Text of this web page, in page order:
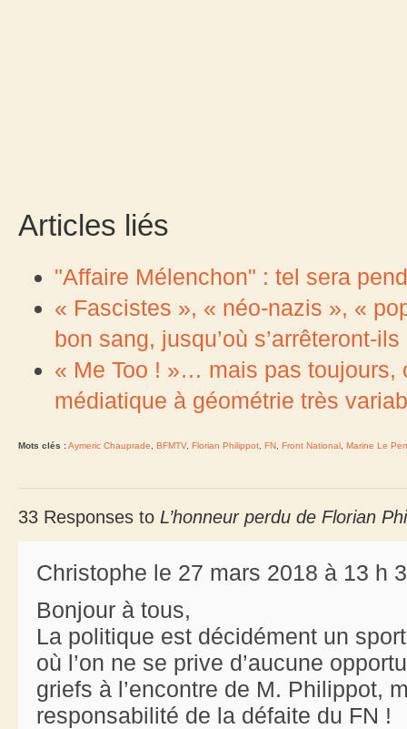
Articles liés
"Affaire Mélenchon" : tel sera
« Fascistes », « néo-nazis », «
bon sang, jusqu’où s’arrêteront-ils
« Me Too ! »… mais pas toujours,
médiatique à géométrie très
Mots clés :Aymeric Chauprade BFMTV, Florian Philippot FN Front National Marine Le Pen
33 Responses to L’honneur perdu de Florian
Christophe le 27 mars 2018 à 13 h
Bonjour à tous,
La politique est décidément un
où l’on ne se prive d’aucune
griefs à l’encontre de M. Philippot,
responsabilité de la défaite du FN !